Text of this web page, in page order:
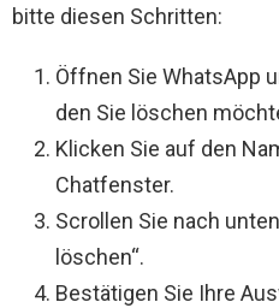
bitte diesen Schritten:
Öffnen Sie WhatsApp
den Sie löschen
Klicken Sie auf den
Chatfenster.
Scrollen Sie nach
löschen“.
Bestätigen Sie Ihre